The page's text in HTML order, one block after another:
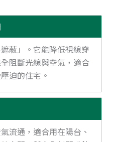
蔽」。它能降低視線穿
阻斷光線與空氣，適合
迫的住宅。
流通，適合用在陽台、